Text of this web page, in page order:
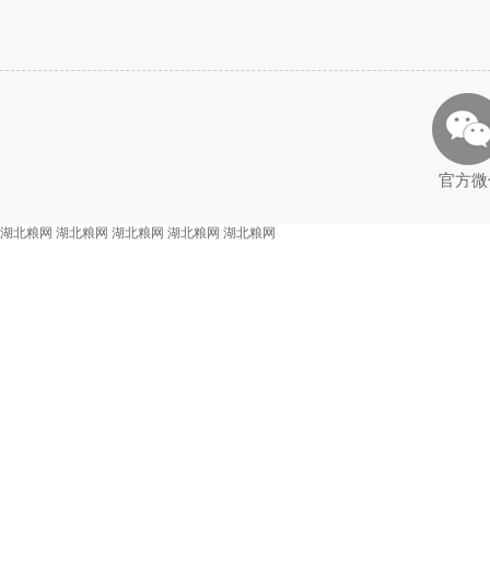
官方
湖北粮网 湖北粮网 湖北粮网 湖北粮网 湖北粮网